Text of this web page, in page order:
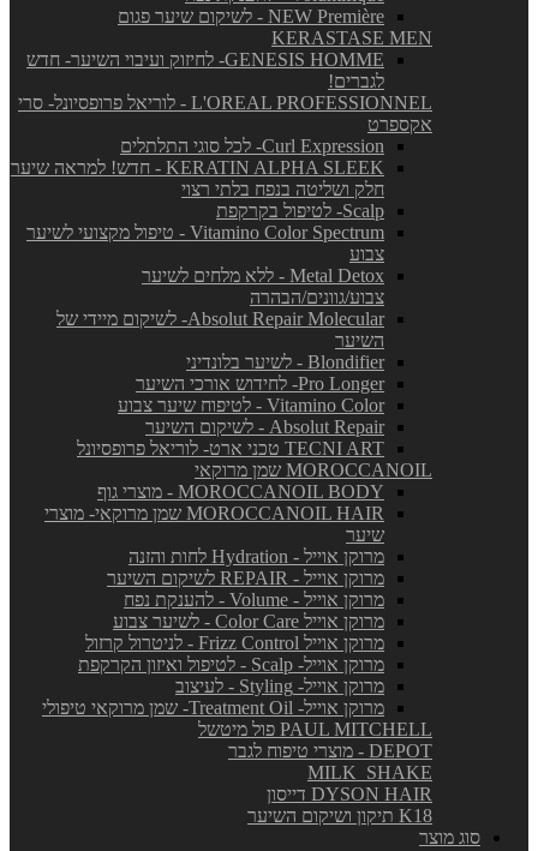
NEW Première - לשיקום שיער פגום
KERASTASE MEN
GENESIS HOMME- לחיזוק ועיבוי השיער- חדש
לגברים!
L'OREAL PROFESSIONNEL - לוריאל פרופסיונל- סרי
אקספרט
Curl Expression- לכל סוגי התלתלים
KERATIN ALPHA SLEEK - חדש! למראה שיער
חלק ושליטה בנפח בלתי רצוי
Scalp- לטיפול בקרקפת
Vitamino Color Spectrum - טיפול מקצועי לשיער
צבוע
Metal Detox - ללא מלחים לשיער
צבוע/גוונים/הבהרה
Absolut Repair Molecular- לשיקום מיידי של
השיער
Blondifier - לשיער בלונדיני
Pro Longer- לחידוש אורכי השיער
Vitamino Color - לטיפוח שיער צבוע
Absolut Repair - לשיקום השיער
TECNI ART טכני ארט- לוריאל פרופסיונל
MOROCCANOIL שמן מרוקאי
MOROCCANOIL BODY - מוצרי גוף
MOROCCANOIL HAIR שמן מרוקאי- מוצרי
שיער
מרוקן אוייל - Hydration לחות והזנה
מרוקן אוייל - REPAIR לשיקום השיער
מרוקן אוייל - Volume - להענקת נפח
מרוקן אוייל Color Care - לשיער צבוע
מרוקן אוייל Frizz Control - לניטרול קרזול
מרוקן אוייל- Scalp - לטיפול ואיזון הקרקפת
מרוקן אוייל- Styling - לעיצוב
מרוקן אוייל- Treatment Oil- שמן מרוקאי טיפולי
PAUL MITCHELL פול מיטשל
DEPOT - מוצרי טיפוח לגבר
MILK_SHAKE
DYSON HAIR דייסון
K18 תיקון ושיקום השיער
סוג מוצר